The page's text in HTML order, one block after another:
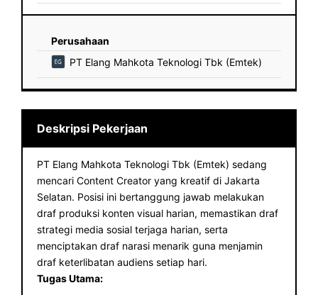
Perusahaan
PT Elang Mahkota Teknologi Tbk (Emtek)
Deskripsi Pekerjaan
PT Elang Mahkota Teknologi Tbk (Emtek) sedang
mencari Content Creator yang kreatif di Jakarta
Selatan. Posisi ini bertanggung jawab melakukan
draf produksi konten visual harian, memastikan draf
strategi media sosial terjaga harian, serta
menciptakan draf narasi menarik guna menjamin
draf keterlibatan audiens setiap hari.
Tugas Utama: